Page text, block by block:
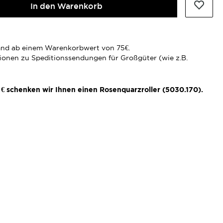
In den Warenkorb
ab einem Warenkorbwert von 75€.
zu Speditionssendungen für Großgüter (wie z.B.
schenken wir Ihnen einen Rosenquarzroller (5030.170).